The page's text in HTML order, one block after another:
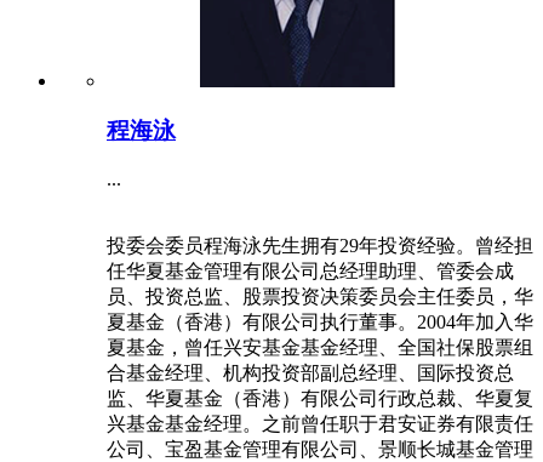
程海泳
...
投委会委员程海泳先生拥有29年投资经验。曾经担
任华夏基金管理有限公司总经理助理、管委会成
员、投资总监、股票投资决策委员会主任委员，华
夏基金（香港）有限公司执行董事。2004年加入华
夏基金，曾任兴安基金基金经理、全国社保股票组
合基金经理、机构投资部副总经理、国际投资总
监、华夏基金（香港）有限公司行政总裁、华夏复
兴基金基金经理。之前曾任职于君安证券有限责任
公司、宝盈基金管理有限公司、景顺长城基金管理